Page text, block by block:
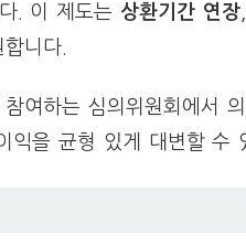
. 이 제도는 상환기간 연장,
니다.
여하는 심의위원회에서
익을 균형 있게 대변할 수